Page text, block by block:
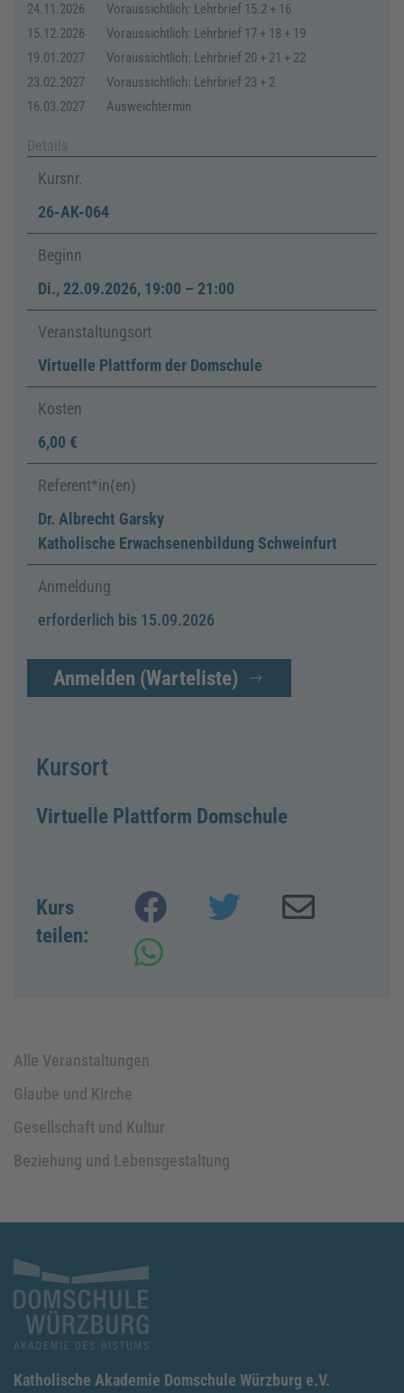
24.11.2026
Voraussichtlich: Lehrbrief 15.2 + 16
15.12.2026
Voraussichtlich: Lehrbrief 17 + 18 + 19
19.01.2027
Voraussichtlich: Lehrbrief 20 + 21 + 22
23.02.2027
Voraussichtlich: Lehrbrief 23 + 2
16.03.2027
Ausweichtermin
Details
Kursnr.
26-AK-064
Beginn
Di., 22.09.2026, 19:00 – 21:00
Veranstaltungsort
Virtuelle Plattform der Domschule
Kosten
6,00 €
Referent*in(en)
Dr. Albrecht Garsky
Katholische Erwachsenenbildung Schweinfurt
Anmeldung
erforderlich bis 15.09.2026
Anmelden (Warteliste)
Kursort
Virtuelle Plattform Domschule
Kurs
teilen:
Alle Veranstaltungen
Glaube und Kirche
Gesellschaft und Kultur
Beziehung und Lebensgestaltung
Katholische Akademie Domschule Würzburg e.V.